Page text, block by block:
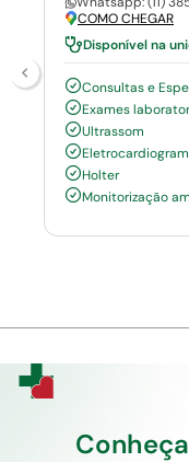
COMO CHEGAR
Disponível na
Consultas e
Exames
Ultrassom
Holter
Monitorização